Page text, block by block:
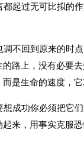
起过无可比拟的
不回到原来的时
路上，没有必要
是生命的速度，
成功你必须把它
来，用事实克服恐